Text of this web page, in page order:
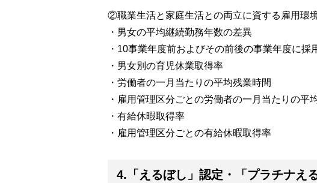
②職業生活と家庭生活との両立に資する雇用環
・男女の平均継続勤務年数の差異
・10事業年度前およびその前後の事業年度に
・男女別の育児休業取得率
・労働者の一月当たりの平均残業時間
・雇用管理区分ごとの労働者の一月当たりの平
・有給休暇取得率
・雇用管理区分ごとの有給休暇取得率
4.「えるぼし」認定・「プラチナえ